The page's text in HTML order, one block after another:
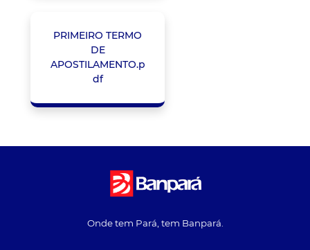
PRIMEIRO TERMO
DE
APOSTILAMENTO.p
df
Onde tem Pará, tem Banpará.